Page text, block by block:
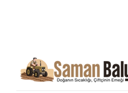
Saman Balyası